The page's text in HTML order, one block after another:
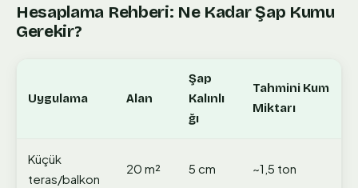
Hesaplama Rehberi: Ne Kadar Şap Kumu
Gerekir?
Uygulama Alan
Şap
Kalınlı
ğı
Tahmini Kum
Miktarı
Küçük
teras/balkon
20 m² 5 cm ~1,5 ton